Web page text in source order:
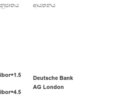
ආයතනය
Deutsche Bank
AG London